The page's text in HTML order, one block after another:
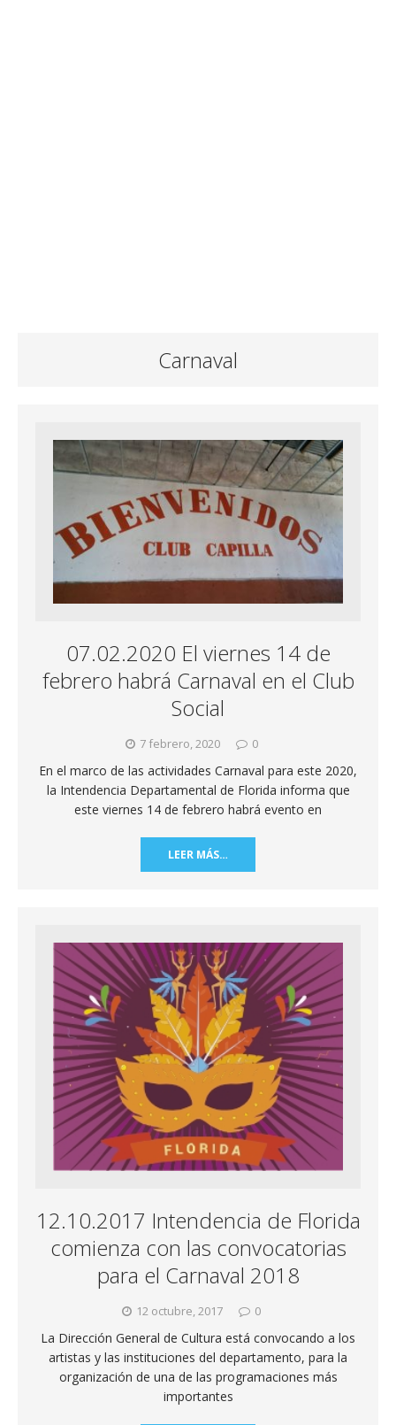
Carnaval
07.02.2020 El viernes 14 de
febrero habrá Carnaval en el Club
Social
7 febrero, 2020 0
En el marco de las actividades Carnaval para este 2020,
la Intendencia Departamental de Florida informa que
este viernes 14 de febrero habrá evento en
LEER MÁS…
12.10.2017 Intendencia de Florida
comienza con las convocatorias
para el Carnaval 2018
12 octubre, 2017 0
La Dirección General de Cultura está convocando a los
artistas y las instituciones del departamento, para la
organización de una de las programaciones más
importantes